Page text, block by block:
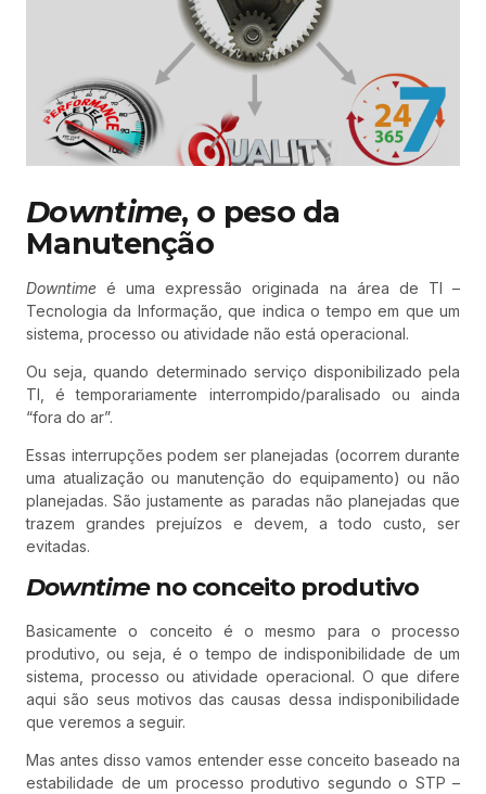
Downtime, o peso da
Manutenção
Downtime é uma expressão originada na área de TI –
Tecnologia da Informação, que indica o tempo em que um
sistema, processo ou atividade não está operacional.
Ou seja, quando determinado serviço disponibilizado pela
TI, é temporariamente interrompido/paralisado ou ainda
“fora do ar”.
Essas interrupções podem ser planejadas (ocorrem durante
uma atualização ou manutenção do equipamento) ou não
planejadas. São justamente as paradas não planejadas que
trazem grandes prejuízos e devem, a todo custo, ser
evitadas.
Downtimeno conceito produtivo
Basicamente o conceito é o mesmo para o processo
produtivo, ou seja, é o tempo de indisponibilidade de um
sistema, processo ou atividade operacional. O que difere
aqui são seus motivos das causas dessa indisponibilidade
que veremos a seguir.
Mas antes disso vamos entender esse conceito baseado na
estabilidade de um processo produtivo segundo o STP –